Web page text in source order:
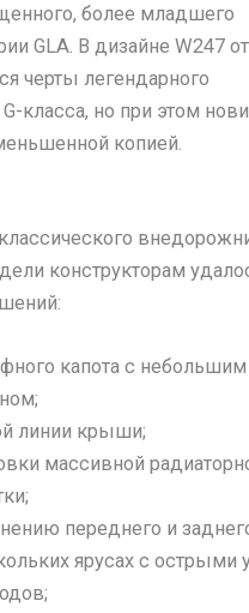
более младшего
GLA. В дизайне W247
черты легендарного
класса, но при этом
копией.
конструкторам
капота с небольшим
линии крыши;
массивной
переднего и
ярусах с острыми